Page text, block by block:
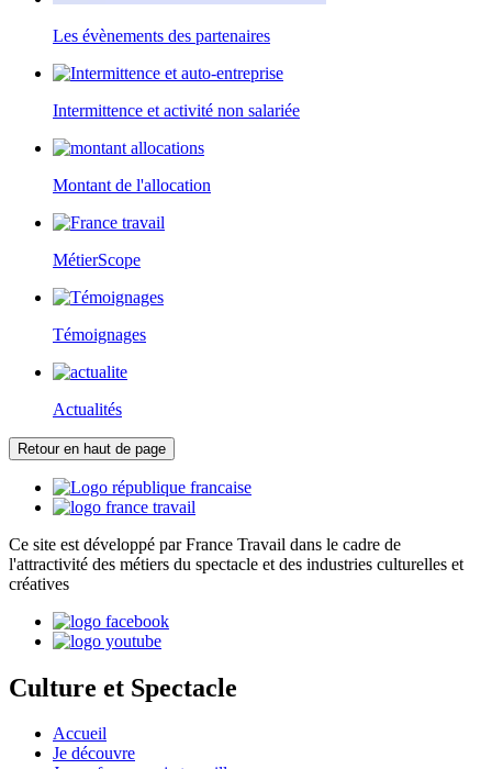
Les évènements des partenaires
Intermittence et activité non salariée
Montant de l'allocation
MétierScope
Témoignages
Actualités
Retour en haut de page
Ce site est développé par France Travail dans le cadre de
l'attractivité des métiers du spectacle et des industries culturelles et
créatives
Culture et Spectacle
Accueil
Je découvre